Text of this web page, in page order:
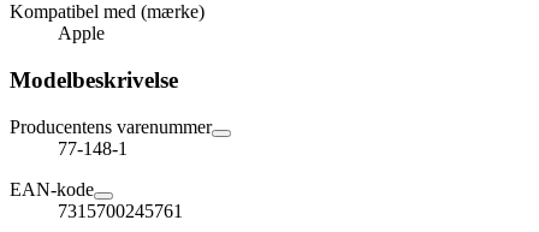
Kompatibel med (mærke)
Apple
Modelbeskrivelse
Producentens varenummer
77-148-1
EAN-kode
7315700245761